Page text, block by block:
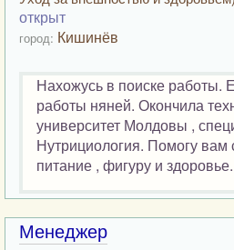
открыт
город: Кишинёв
Нахожусь в поиске работы.
работы няней. Окончила
университет Молдовы ,
Нутрициология. Помогу вам
питание , фигуру и
Менеджер